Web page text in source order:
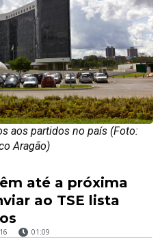
aos partidos no país (Foto:
Aragão)
até a próxima
ao TSE lista
01:09